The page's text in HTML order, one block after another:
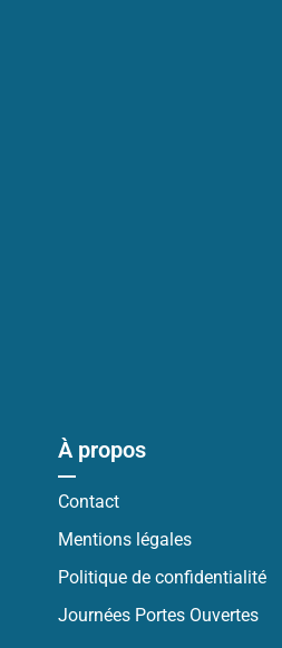
À propos
Contact
Mentions légales
Politique de confidentialité
Journées Portes Ouvertes